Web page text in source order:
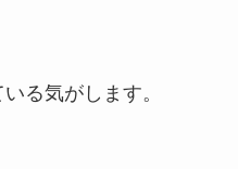
る気がします。